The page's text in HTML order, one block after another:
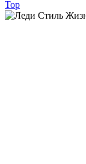
Top